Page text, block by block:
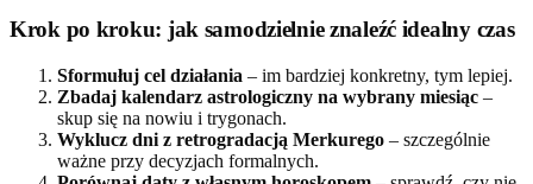
Krok po kroku: jak samodzielnie znaleźć idealny czas
Sformułuj cel działania – im bardziej konkretny, tym lepiej.
Zbadaj kalendarz astrologiczny na wybrany miesiąc –
skup się na nowiu i trygonach.
Wyklucz dni z retrogradacją Merkurego – szczególnie
ważne przy decyzjach formalnych.